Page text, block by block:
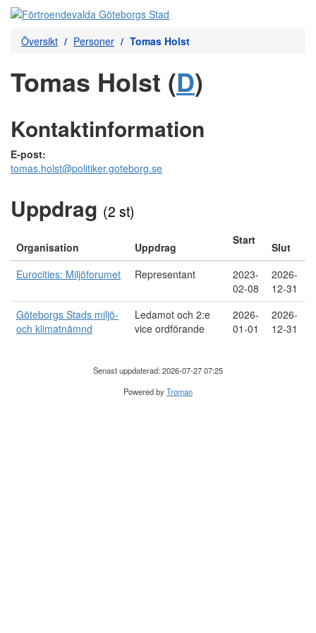
Översikt Personer Tomas Holst
Tomas Holst (D)
Kontaktinformation
E-post:
tomas.holst@politiker.goteborg.se
Uppdrag (2 st)
Organisation Uppdrag
Start
Slut
Eurocities: Miljöforumet
Representant
2023-
02-08
2026-
12-31
Göteborgs Stads miljö-
och klimatnämnd
Ledamot och 2:e
vice ordförande
2026-
01-01
2026-
12-31
Senast uppdaterad: 2026-07-27 07:25
Powered byTroman